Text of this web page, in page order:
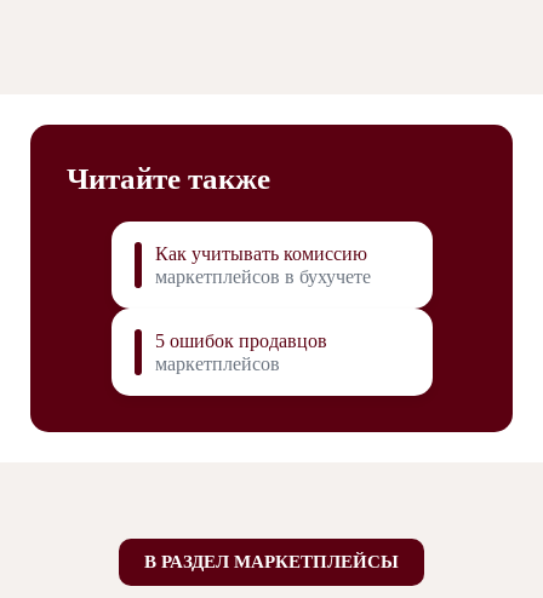
Читайте также
Как учитывать комиссию
маркетплейсов в бухучете
5 ошибок продавцов
маркетплейсов
В РАЗДЕЛ МАРКЕТПЛЕЙСЫ